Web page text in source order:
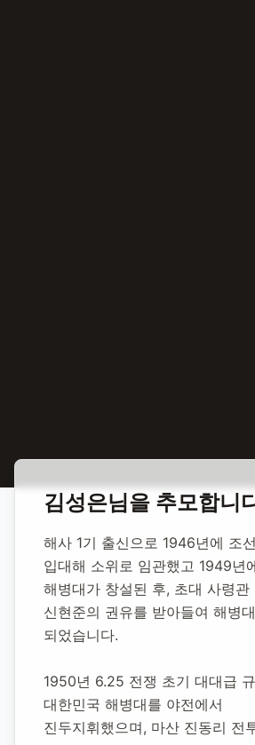
합동 추모 김성은 국방부장관
김성은 국방
1983년 9월 16일-2007년 5월 15
추모소 개설:2020년 11월 24일
김성은님을 추모합니
해사 1기 출신으로 1946년에 조
입대해 소위로 임관했고 1949년
해병대가 창설된 후, 초대 사령관
신현준의 권유를 받아들여 해병
되었습니다.
1950년 6.25 전쟁 초기 대대급
대한민국 해병대를 야전에서
진두지휘했으며, 마산 진동리 전